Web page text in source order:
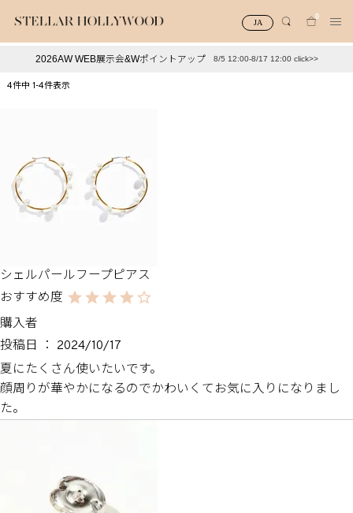
JA
0
2026AW WEB展示会&Wポイントアップ 8/5 12:00-8/17 12:00 click>>
4件中 1-4件表示
シェルパールフープピアス
購入者
投稿日
2024/10/17
夏にたくさん使いたいです。
顔周りが華やかになるのでかわいくてお気に入りになりまし
た。